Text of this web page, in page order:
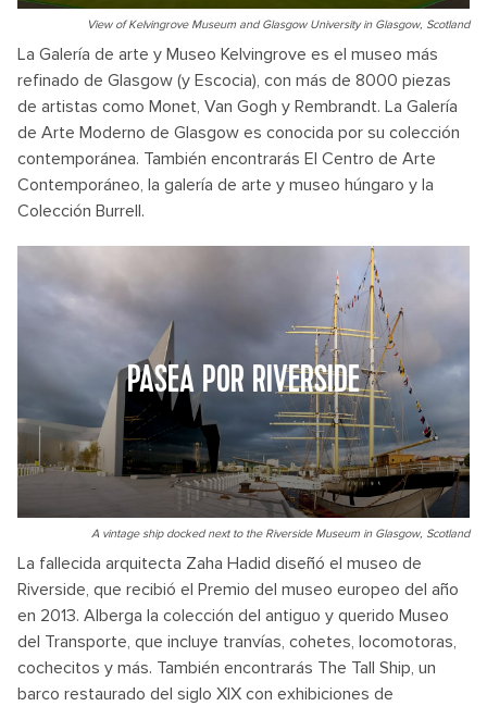
View of Kelvingrove Museum and Glasgow University in Glasgow, Scotland
La Galería de arte y Museo Kelvingrove es el museo más
refinado de Glasgow (y Escocia), con más de 8000 piezas
de artistas como Monet, Van Gogh y Rembrandt. La Galería
de Arte Moderno de Glasgow es conocida por su colección
contemporánea. También encontrarás El Centro de Arte
Contemporáneo, la galería de arte y museo húngaro y la
Colección Burrell.
PASEA POR RIVERSIDE
A vintage ship docked next to the Riverside Museum in Glasgow, Scotland
La fallecida arquitecta Zaha Hadid diseñó el museo de
Riverside, que recibió el Premio del museo europeo del año
en 2013. Alberga la colección del antiguo y querido Museo
del Transporte, que incluye tranvías, cohetes, locomotoras,
cochecitos y más. También encontrarás The Tall Ship, un
barco restaurado del siglo XIX con exhibiciones de